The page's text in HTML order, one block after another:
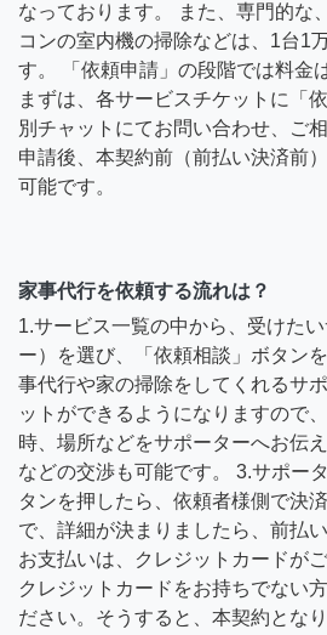
なっております。 また、専門的な
コンの室内機の掃除などは、1台1
す。 「依頼申請」の段階では料金
まずは、各サービスチケットに「
別チャットにてお問い合わせ、ご
申請後、本契約前（前払い決済前
可能です。
家事代行を依頼する流れは？
1.サービス一覧の中から、受けた
ー）を選び、「依頼相談」ボタン
事代行や家の掃除をしてくれるサ
ットができるようになりますので
時、場所などをサポーターへお伝
などの交渉も可能です。 3.サポー
タンを押したら、依頼者様側で決
で、詳細が決まりましたら、前払
お支払いは、クレジットカードが
クレジットカードをお持ちでない
ださい。そうすると、本契約とな